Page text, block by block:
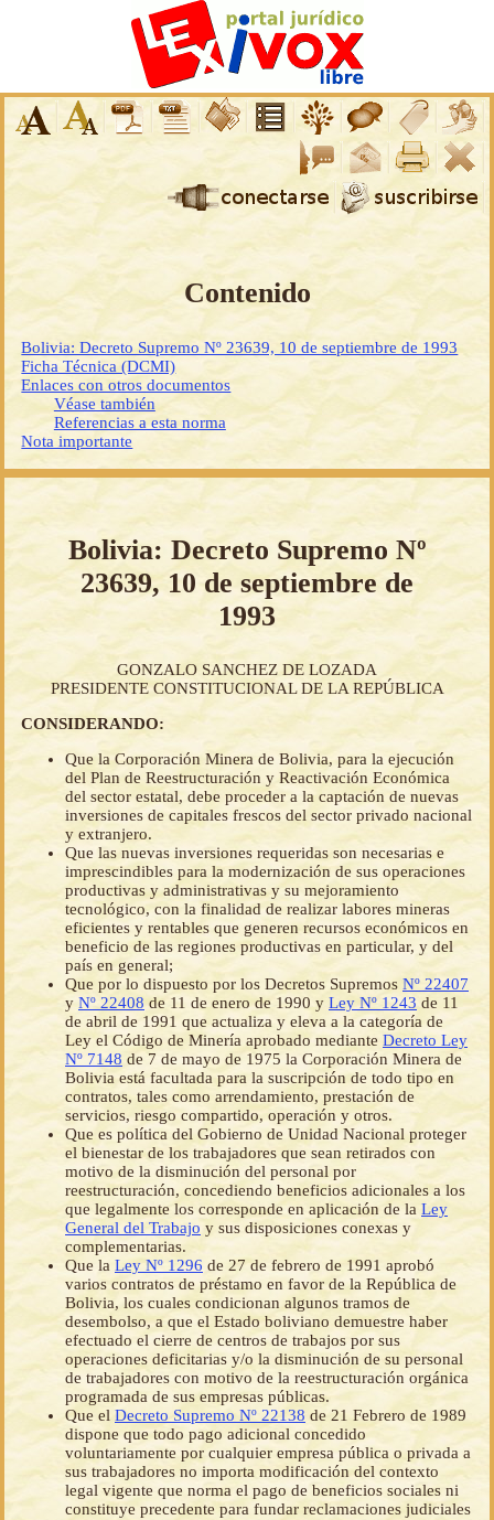
Contenido
Bolivia: Decreto Supremo Nº 23639, 10 de septiembre de 1993
Ficha Técnica (DCMI)
Enlaces con otros documentos
Véase también
Referencias a esta norma
Nota importante
Bolivia: Decreto Supremo Nº
23639, 10 de septiembre de
1993
GONZALO SANCHEZ DE LOZADA
PRESIDENTE CONSTITUCIONAL DE LA REPÚBLICA
CONSIDERANDO:
Que la Corporación Minera de Bolivia, para la ejecución
del Plan de Reestructuración y Reactivación Económica
del sector estatal, debe proceder a la captación de nuevas
inversiones de capitales frescos del sector privado nacional
y extranjero.
Que las nuevas inversiones requeridas son necesarias e
imprescindibles para la modernización de sus operaciones
productivas y administrativas y su mejoramiento
tecnológico, con la finalidad de realizar labores mineras
eficientes y rentables que generen recursos económicos en
beneficio de las regiones productivas en particular, y del
país en general;
Que por lo dispuesto por los Decretos Supremos Nº 22407
y Nº 22408 de 11 de enero de 1990 y Ley Nº 1243 de 11
de abril de 1991 que actualiza y eleva a la categoría de
Ley el Código de Minería aprobado mediante Decreto Ley
Nº 7148 de 7 de mayo de 1975 la Corporación Minera de
Bolivia está facultada para la suscripción de todo tipo en
contratos, tales como arrendamiento, prestación de
servicios, riesgo compartido, operación y otros.
Que es política del Gobierno de Unidad Nacional proteger
el bienestar de los trabajadores que sean retirados con
motivo de la disminución del personal por
reestructuración, concediendo beneficios adicionales a los
que legalmente los corresponde en aplicación de la Ley
General del Trabajo y sus disposiciones conexas y
complementarias.
Que la Ley Nº 1296 de 27 de febrero de 1991 aprobó
varios contratos de préstamo en favor de la República de
Bolivia, los cuales condicionan algunos tramos de
desembolso, a que el Estado boliviano demuestre haber
efectuado el cierre de centros de trabajos por sus
operaciones deficitarias y/o la disminución de su personal
de trabajadores con motivo de la reestructuración orgánica
programada de sus empresas públicas.
Que el Decreto Supremo Nº 22138 de 21 Febrero de 1989
dispone que todo pago adicional concedido
voluntariamente por cualquier empresa pública o privada a
sus trabajadores no importa modificación del contexto
legal vigente que norma el pago de beneficios sociales ni
constituye precedente para fundar reclamaciones judiciales